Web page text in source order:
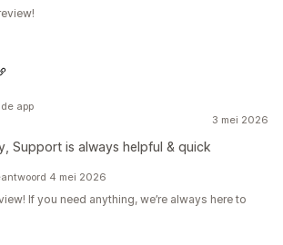
3 mei 2026
Support is always helpful & quick
app
4 mei 2026
If you need anything, we’re always here to